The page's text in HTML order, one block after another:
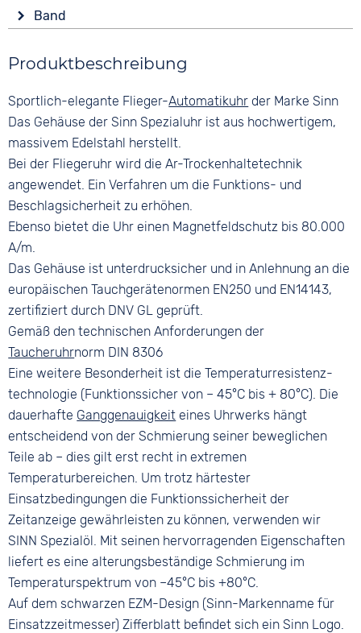
Wasserdicht
Form
Rund
Material
Farbe
Silber
Analog
Schwarz
Ziffern
Arabisch
Band
Silber
Material
Edelstahl
Bandschließe
Faltschließe
Produktbeschreibung
Sportlich-elegante Flieger-Automatikuhr der Marke Sinn
Das Gehäuse der Sinn Spezialuhr ist aus hochwertigem,
massivem Edelstahl herstellt.
Bei der Fliegeruhr wird die Ar-Trockenhaltetechnik
angewendet. Ein Verfahren um die Funktions- und
Beschlagsicherheit zu erhöhen.
Ebenso bietet die Uhr einen Magnetfeldschutz bis 80.000
A/m.
Das Gehäuse ist unterdrucksicher und in Anlehnung an die
europäischen Tauchgerätenormen EN250 und EN14143,
zertifiziert durch DNV GL geprüft.
Gemäß den technischen Anforderungen der
Taucheruhrnorm DIN 8306
Eine weitere Besonderheit ist die Temperaturresistenz­
technologie (Funktionssicher von – 45°C bis + 80°C). Die
dauerhafte Ganggenauigkeit eines Uhrwerks hängt
entscheidend von der Schmierung seiner beweglichen
Teile ab – dies gilt erst recht in extremen
Temperaturbereichen. Um trotz härtester
Einsatzbedingungen die Funktionssicherheit der
Zeitanzeige gewährleisten zu können, verwenden wir
SINN Spezialöl. Mit seinen hervorragenden Eigenschaften
liefert es eine alterungsbeständige Schmierung im
Temperaturspektrum von –45°C bis +80°C.
Auf dem schwarzen EZM-Design (Sinn-Markenname für
Einsatzzeitmesser) Zifferblatt befindet sich ein Sinn Logo.